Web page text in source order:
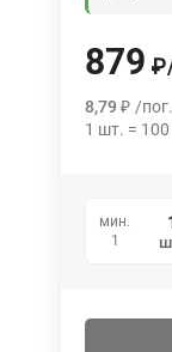
879 ₽
8,79 ₽ /
1 шт. = 100
мин.
1